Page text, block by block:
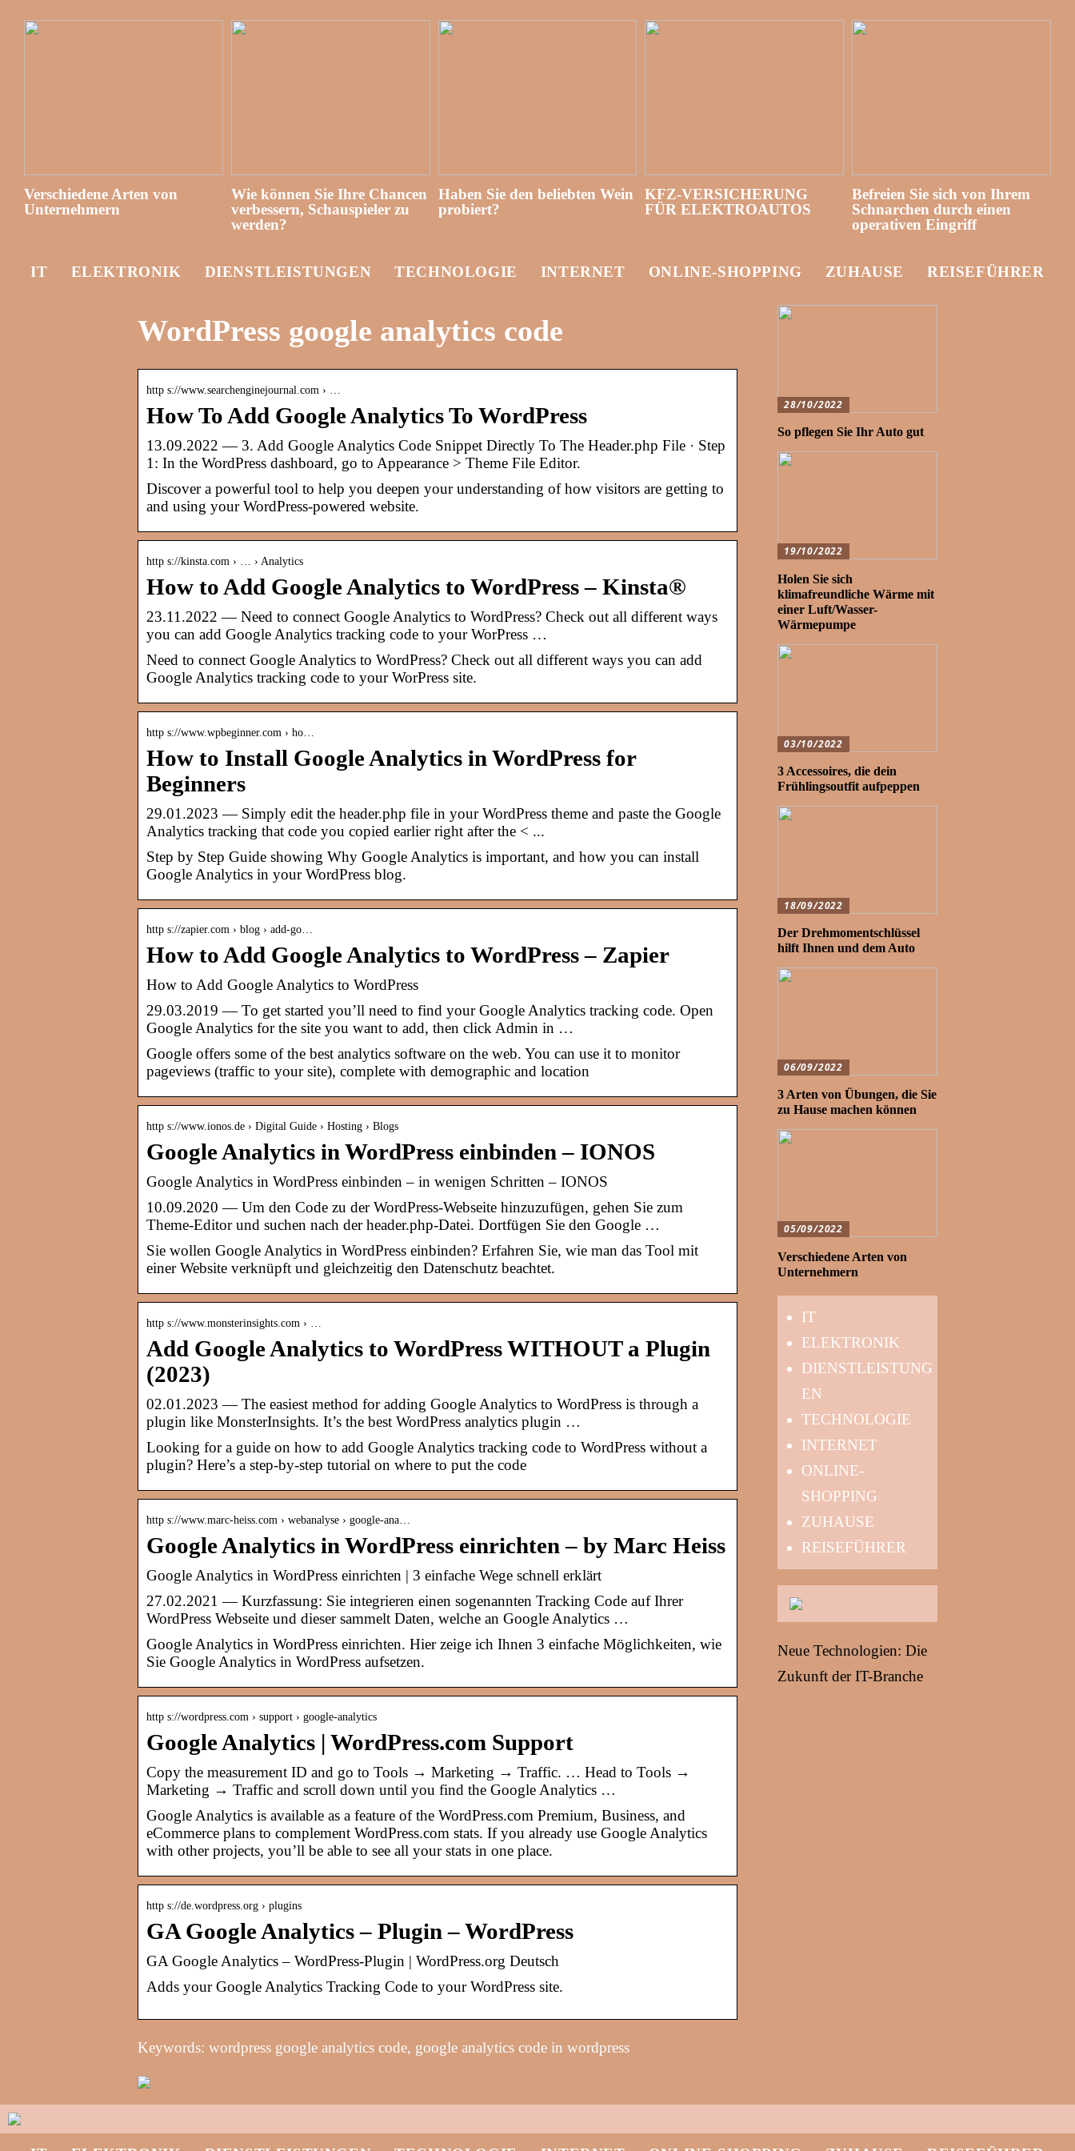
Verschiedene Arten von
Unternehmern
Wie können Sie Ihre Chancen
verbessern, Schauspieler zu
werden?
Haben Sie den beliebten Wein
probiert?
KFZ-VERSICHERUNG
FÜR ELEKTROAUTOS
Befreien Sie sich von Ihrem
Schnarchen durch einen
operativen Eingriff
IT ELEKTRONIK DIENSTLEISTUNGEN TECHNOLOGIE INTERNET ONLINE-SHOPPING ZUHAUSE REISEFÜHRER
WordPress google analytics code
http s://www.searchenginejournal.com › …
How To Add Google Analytics To WordPress
13.09.2022 — 3. Add Google Analytics Code Snippet Directly To The Header.php File · Step
1: In the WordPress dashboard, go to Appearance > Theme File Editor.
Discover a powerful tool to help you deepen your understanding of how visitors are getting to
and using your WordPress-powered website.
http s://kinsta.com › … › Analytics
How to Add Google Analytics to WordPress – Kinsta®
23.11.2022 — Need to connect Google Analytics to WordPress? Check out all different ways
you can add Google Analytics tracking code to your WorPress …
Need to connect Google Analytics to WordPress? Check out all different ways you can add
Google Analytics tracking code to your WorPress site.
http s://www.wpbeginner.com › ho…
How to Install Google Analytics in WordPress for
Beginners
29.01.2023 — Simply edit the header.php file in your WordPress theme and paste the Google
Analytics tracking that code you copied earlier right after the < ...
Step by Step Guide showing Why Google Analytics is important, and how you can install
Google Analytics in your WordPress blog.
http s://zapier.com › blog › add-go…
How to Add Google Analytics to WordPress – Zapier
How to Add Google Analytics to WordPress
29.03.2019 — To get started you’ll need to find your Google Analytics tracking code. Open
Google Analytics for the site you want to add, then click Admin in …
Google offers some of the best analytics software on the web. You can use it to monitor
pageviews (traffic to your site), complete with demographic and location
http s://www.ionos.de › Digital Guide › Hosting › Blogs
Google Analytics in WordPress einbinden – IONOS
Google Analytics in WordPress einbinden – in wenigen Schritten – IONOS
10.09.2020 — Um den Code zu der WordPress-Webseite hinzuzufügen, gehen Sie zum
Theme-Editor und suchen nach der header.php-Datei. Dortfügen Sie den Google …
Sie wollen Google Analytics in WordPress einbinden? Erfahren Sie, wie man das Tool mit
einer Website verknüpft und gleichzeitig den Datenschutz beachtet.
http s://www.monsterinsights.com › …
Add Google Analytics to WordPress WITHOUT a Plugin
(2023)
02.01.2023 — The easiest method for adding Google Analytics to WordPress is through a
plugin like MonsterInsights. It’s the best WordPress analytics plugin …
Looking for a guide on how to add Google Analytics tracking code to WordPress without a
plugin? Here’s a step-by-step tutorial on where to put the code
http s://www.marc-heiss.com › webanalyse › google-ana…
Google Analytics in WordPress einrichten – by Marc Heiss
Google Analytics in WordPress einrichten | 3 einfache Wege schnell erklärt
27.02.2021 — Kurzfassung: Sie integrieren einen sogenannten Tracking Code auf Ihrer
WordPress Webseite und dieser sammelt Daten, welche an Google Analytics …
Google Analytics in WordPress einrichten. Hier zeige ich Ihnen 3 einfache Möglichkeiten, wie
Sie Google Analytics in WordPress aufsetzen.
http s://wordpress.com › support › google-analytics
Google Analytics | WordPress.com Support
Copy the measurement ID and go to Tools → Marketing → Traffic. … Head to Tools →
Marketing → Traffic and scroll down until you find the Google Analytics …
Google Analytics is available as a feature of the WordPress.com Premium, Business, and
eCommerce plans to complement WordPress.com stats. If you already use Google Analytics
with other projects, you’ll be able to see all your stats in one place.
http s://de.wordpress.org › plugins
GA Google Analytics – Plugin – WordPress
GA Google Analytics – WordPress-Plugin | WordPress.org Deutsch
Adds your Google Analytics Tracking Code to your WordPress site.
Keywords: wordpress google analytics code, google analytics code in wordpress
28/10/2022
So pflegen Sie Ihr Auto gut
19/10/2022
Holen Sie sich
klimafreundliche Wärme mit
einer Luft/Wasser-
Wärmepumpe
03/10/2022
3 Accessoires, die dein
Frühlingsoutfit aufpeppen
18/09/2022
Der Drehmomentschlüssel
hilft Ihnen und dem Auto
06/09/2022
3 Arten von Übungen, die Sie
zu Hause machen können
05/09/2022
Verschiedene Arten von
Unternehmern
IT
ELEKTRONIK
DIENSTLEISTUNG
EN
TECHNOLOGIE
INTERNET
ONLINE-
SHOPPING
ZUHAUSE
REISEFÜHRER
Neue Technologien: Die
Zukunft der IT-Branche